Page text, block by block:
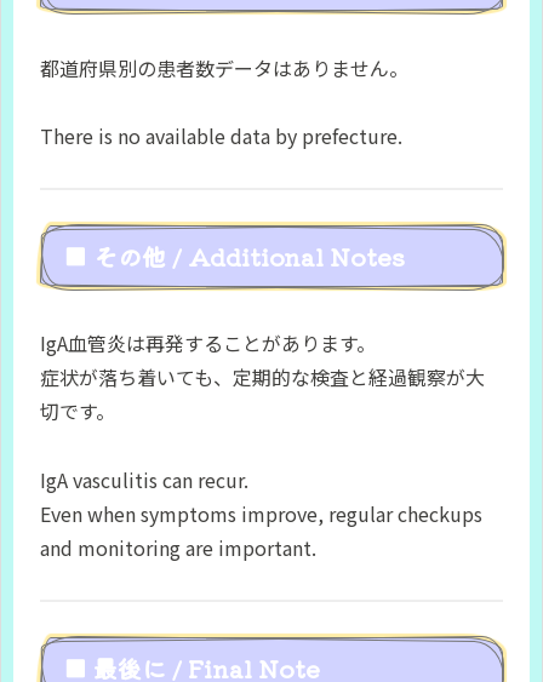
都道府県別の患者数データはありません。
There is no available data by prefecture.
■ その他 / Additional Notes
IgA血管炎は再発することがあります。
症状が落ち着いても、定期的な検査と経過観察が大
切です。
IgA vasculitis can recur.
Even when symptoms improve, regular checkups
and monitoring are important.
■ 最後に / Final Note